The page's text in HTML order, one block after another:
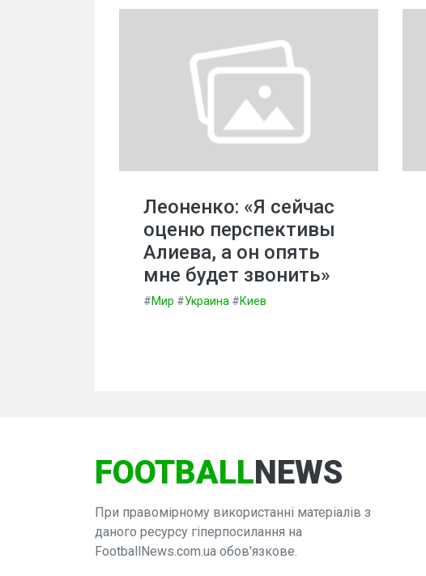
Леоненко: «Я сейчас
оценю перспективы
Алиева, а он опять
мне будет звонить»
#Мир #Украина #Киев
FOOTBALLNEWS
При правомірному використанні матеріалів з
даного ресурсу гіперпосилання на
FootballNews.com.ua обов'язкове.